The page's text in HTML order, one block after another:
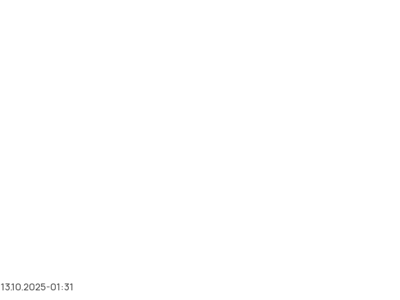
13.10.2025-01:31